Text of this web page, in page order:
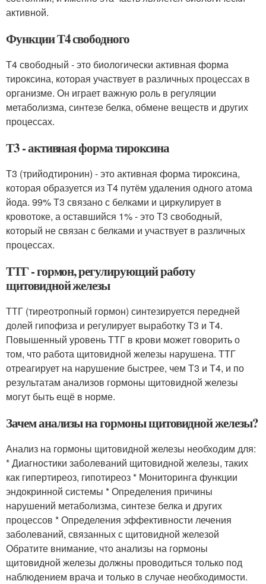
активной.
Функции Т4 свободного
Т4 свободный - это биологически активная форма
тироксина, которая участвует в различных процессах в
организме. Он играет важную роль в регуляции
метаболизма, синтезе белка, обмене веществ и других
процессах.
Т3 - активная форма тироксина
Т3 (трийодтиронин) - это активная форма тироксина,
которая образуется из Т4 путём удаления одного атома
йода. 99% Т3 связано с белками и циркулирует в
кровотоке, а оставшийся 1% - это Т3 свободный,
который не связан с белками и участвует в различных
процессах.
ТТГ - гормон, регулирующий работу
щитовидной железы
ТТГ (тиреотропный гормон) синтезируется передней
долей гипофиза и регулирует выработку Т3 и Т4.
Повышенный уровень ТТГ в крови может говорить о
том, что работа щитовидной железы нарушена. ТТГ
отреагирует на нарушение быстрее, чем Т3 и Т4, и по
результатам анализов гормоны щитовидной железы
могут быть ещё в норме.
Зачем анализы на гормоны щитовидной железы?
Анализ на гормоны щитовидной железы необходим для:
* Диагностики заболеваний щитовидной железы, таких
как гипертиреоз, гипотиреоз * Мониторинга функции
эндокринной системы * Определения причины
нарушений метаболизма, синтезе белка и других
процессов * Определения эффективности лечения
заболеваний, связанных с щитовидной железой
Обратите внимание, что анализы на гормоны
щитовидной железы должны проводиться только под
наблюдением врача и только в случае необходимости.